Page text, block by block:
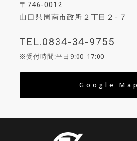
〒746-0012
山口県周南市政所２丁目２−７
TEL.0834-34-9755
※受付時間:平日9:00-17:00
Google Map